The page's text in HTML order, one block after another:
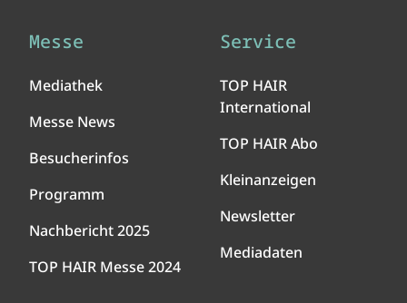
Messe
Mediathek
Messe News
Besucherinfos
Programm
Nachbericht 2025
TOP HAIR Messe 2024
Service
TOP HAIR
International
TOP HAIR Abo
Kleinanzeigen
Newsletter
Mediadaten